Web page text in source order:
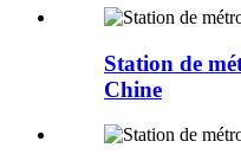
Station de
Chine